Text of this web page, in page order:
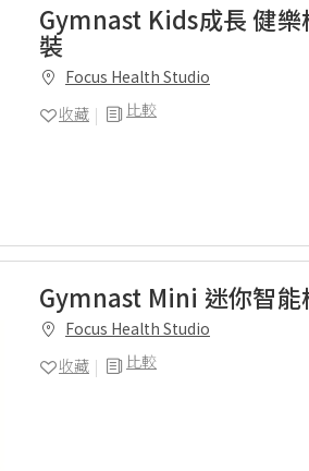
Gymnast Kids成長 健樂
裝
Focus Health Studio
比較
收藏
Gymnast Mini 迷你智能
Focus Health Studio
比較
收藏